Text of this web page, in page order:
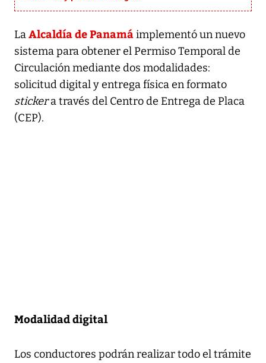
LaAlcaldía de Panamáimplementó un nuevo
sistema para obtener el Permiso Temporal de
Circulación mediante dos modalidades:
solicitud digital y entrega física en formato
stickera través del Centro de Entrega de Placa
(CEP).
Modalidad digital
Los conductores podrán realizar todo el trámite